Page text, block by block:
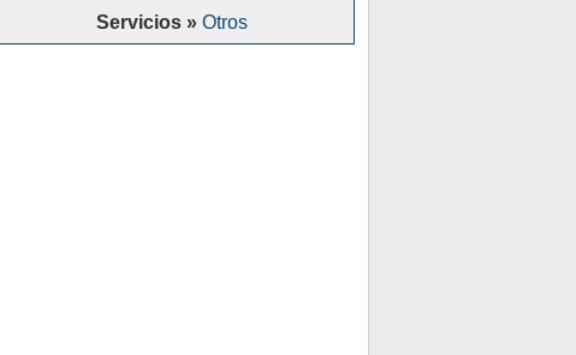
Servicios » Otros